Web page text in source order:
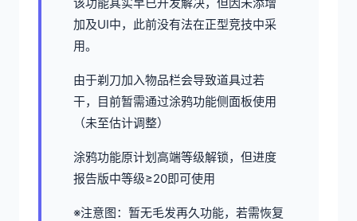
加及UI中，此前没有法在正型竞技中采
用。
由于剃刀加入物品栏会导致道具过若
干，目前暂需通过涂鸦功能侧面板使用
（未至估计调整）
涂鸦功能原计划高端等级解锁，但进度
报告版中等级≥20即可使用
※注意图：暂无毛发再久功能，若需恢复